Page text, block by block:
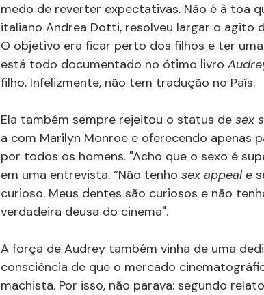
medo de reverter expectativas. Não é à toa
italiano Andrea Dotti, resolveu largar o agito
O objetivo era ficar perto dos filhos e ter
está todo documentado no ótimo livro
filho. Infelizmente, não tem tradução no País.
Ela também sempre rejeitou o status de sex
a com Marilyn Monroe e oferecendo apenas
por todos os homens. "Acho que o sexo é
em uma entrevista. “Não tenho sex appeal e
curioso. Meus dentes são curiosos e não
verdadeira deusa do cinema".
A força de Audrey também vinha de uma
consciência de que o mercado
machista. Por isso, não parava: segundo